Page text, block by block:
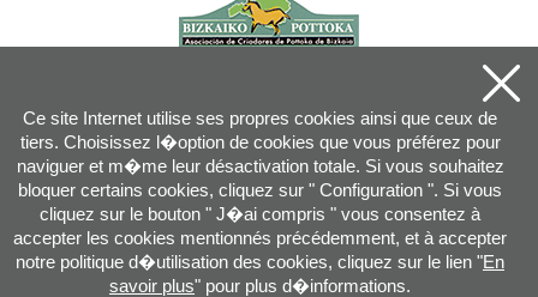
Ce site Internet utilise ses propres cookies ainsi que ceux de
tiers. Choisissez l�option de cookies que vous préférez pour
naviguer et m�me leur désactivation totale. Si vous souhaitez
bloquer certains cookies, cliquez sur " Configuration ". Si vous
cliquez sur le bouton " J�ai compris " vous consentez à
accepter les cookies mentionnés précédemment, et à accepter
notre politique d�utilisation des cookies, cliquez sur le lien "En
savoir plus" pour plus d�informations.